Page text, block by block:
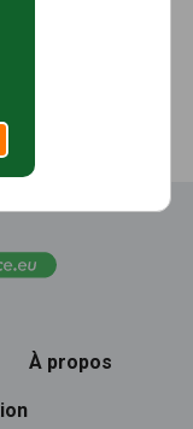
À propos